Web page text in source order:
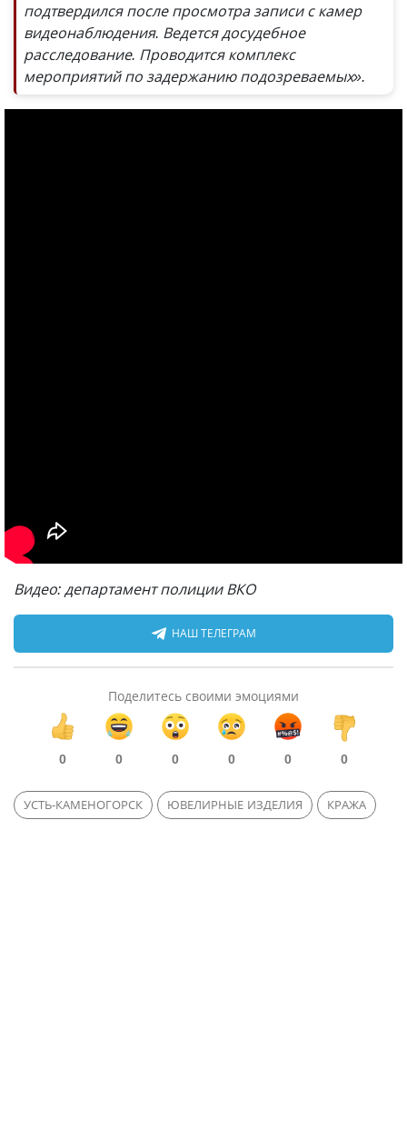
подтвердился после просмотра записи с камер
видеонаблюдения. Ведется досудебное
расследование. Проводится комплекс
мероприятий по задержанию подозреваемых».
Видео: департамент полиции ВКО
НАШ ТЕЛЕГРАМ
Поделитесь своими эмоциями
0 0 0 0 0 0
УСТЬ-КАМЕНОГОРСК ЮВЕЛИРНЫЕ ИЗДЕЛИЯ КРАЖА